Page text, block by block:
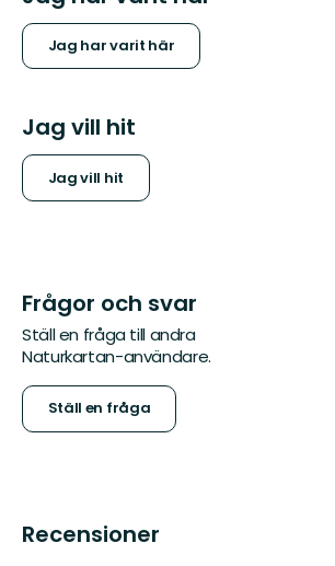
Jag har varit här
Jag vill hit
Jag vill hit
Frågor och svar
Ställ en fråga till andra
Naturkartan-användare.
Ställ en fråga
Recensioner